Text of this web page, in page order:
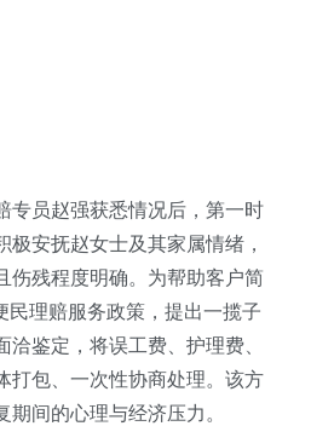
专员赵强获悉情况后，第一时
安抚赵女士及其家属情绪，
伤残程度明确。为帮助客户简
民理赔服务政策，提出一揽子
鉴定，将误工费、护理费、
打包、一次性协商处理。该方
间的心理与经济压力。